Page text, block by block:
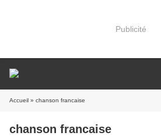
Publicité
Accueil » chanson francaise
chanson francaise